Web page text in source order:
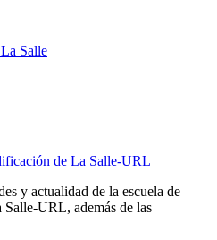
Salle
de La Salle-URL
y actualidad de la escuela de
URL, además de las